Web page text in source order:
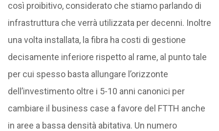
così proibitivo, considerato che stiamo parlando di
infrastruttura che verrà utilizzata per decenni. Inoltre
una volta installata, la fibra ha costi di gestione
decisamente inferiore rispetto al rame, al punto tale
per cui spesso basta allungare l’orizzonte
dell’investimento oltre i 5-10 anni canonici per
cambiare il business case a favore del FTTH anche
in aree a bassa densità abitativa. Un numero